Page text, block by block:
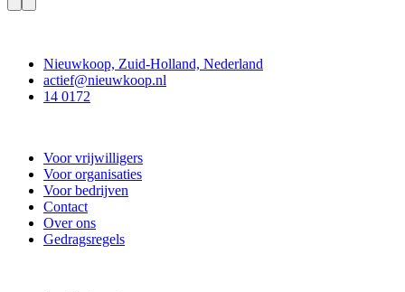
Nieuwkoop, Zuid-Holland, Nederland
actief@nieuwkoop.nl
14 0172
Voor vrijwilligers
Voor organisaties
Voor bedrijven
Contact
Over ons
Gedragsregels